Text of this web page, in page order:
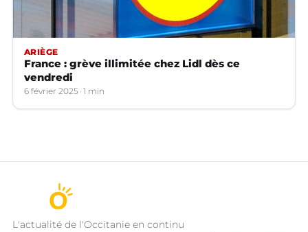
ARIÈGE
France : grève illimitée chez Lidl dès ce
vendredi
6 février 2025 1 min
L'actualité de l'Occitanie en continu